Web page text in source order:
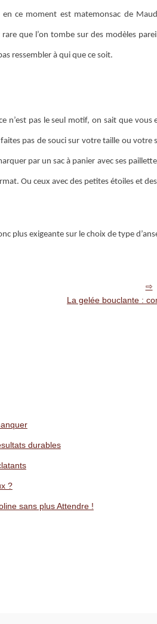
ce moment est matemonsac de
que l’on tombe sur des modèles
ressembler à qui que ce soit.
n’est pas le seul motif, on sait que vous
pas de souci sur votre taille ou votre
par un sac à panier avec ses
Ou ceux avec des petites étoiles et
plus exigeante sur le choix de type
La gelée bouclante :
durables
?
sans plus Attendre !